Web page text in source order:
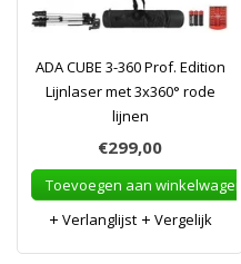
ADA CUBE 3-360 Prof. Edition
Lijnlaser met 3x360° rode
lijnen
€299,00
Toevoegen aan winkelwagen
Verlanglijst
Vergelijk